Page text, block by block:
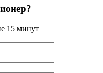
15 минут